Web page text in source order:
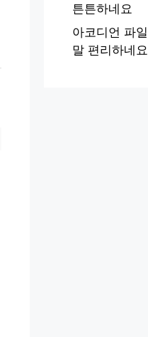
튼튼하네요
아코디언 파
말 편리하네요